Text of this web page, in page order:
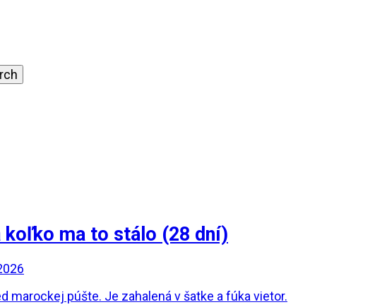
koľko ma to stálo (28 dní)